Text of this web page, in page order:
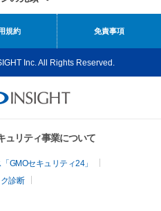
規約 免責事項
Inc. All Rights Reserved.
ュリティ事業について
GMOセキュリティ24」
診断